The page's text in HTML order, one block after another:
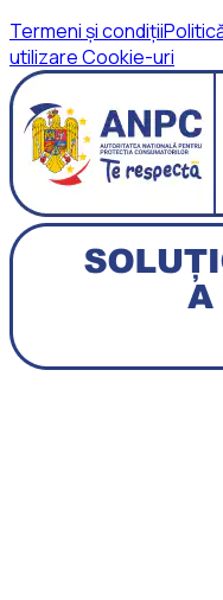
Termeni și condiții
utilizare Cookie-uri